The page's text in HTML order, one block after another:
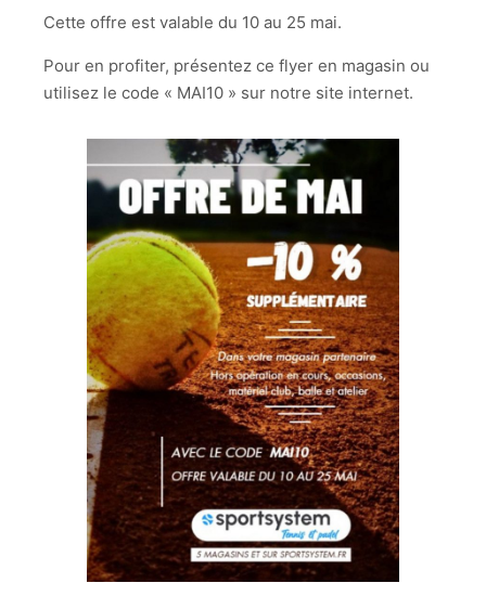
Cette offre est valable du 10 au 25 mai.
Pour en profiter, présentez ce flyer en magasin ou
utilisez le code « MAI10 » sur notre site internet.